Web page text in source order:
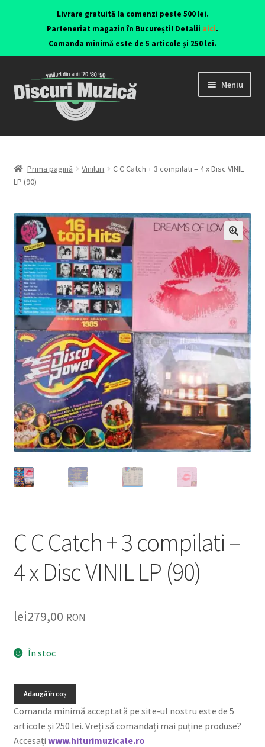
Livrare gratuită la comenzi peste 500 lei.
Parteneriat magazin în București! Detalii aici.
Comanda minimă este de 5 articole și 250 lei.
Meniu
Viniluri ediții originale anii 70-90
CD-uri originale
Echipamente
Listă produse
Oferta lunii
Contul meu
Blog
lei0,00
Prima pagină Viniluri
C C Catch + 3 compilati – 4 x Disc VINIL
LP (90)
🔍
C C Catch + 3 compilati –
4 x Disc VINIL LP (90)
lei279,00 RON
În stoc
Adaugă în coș
Comanda minimă acceptată pe site-ul nostru este de 5
articole și 250 lei. Vreți să comandați mai puține produse?
Accesați www.hiturimuzicale.ro